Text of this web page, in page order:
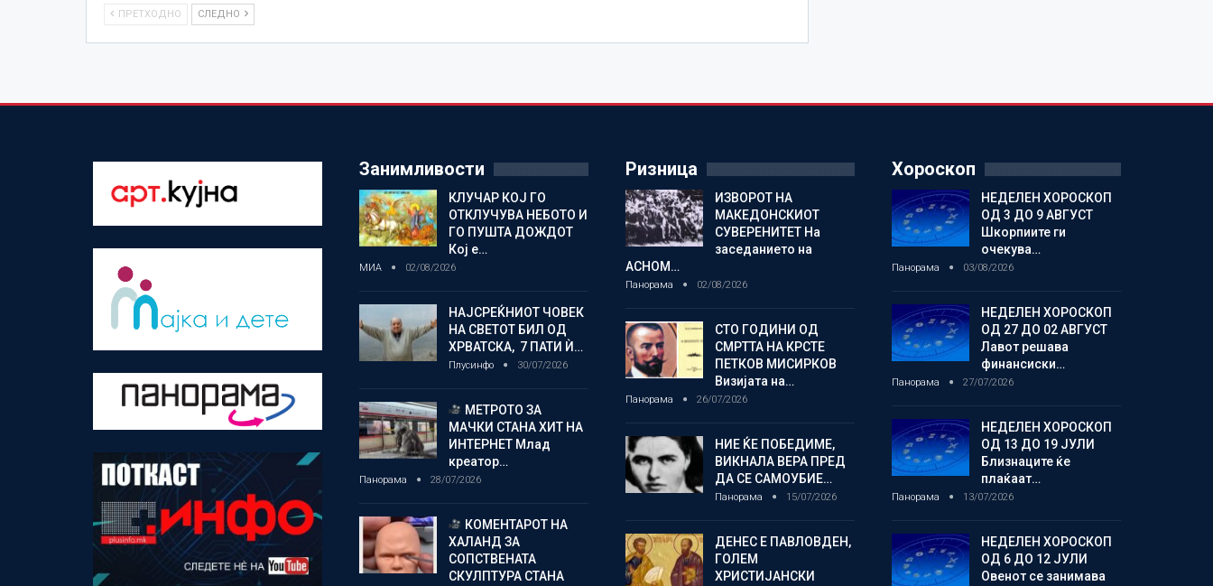
ПРЕТХОДНО СЛЕДНО
Занимливости
КЛУЧАР КОЈ ГО
ОТКЛУЧУВА НЕБОТО И
ГО ПУШТА ДОЖДОТ
Кој е…
МИА 02/08/2026
НАЈСРЕЌНИОТ ЧОВЕК
НА СВЕТОТ БИЛ ОД
ХРВАТСКА, 7 ПАТИ Ѝ…
Плусинфо 30/07/2026
МЕТРОТО ЗА
МАЧКИ СТАНА ХИТ НА
ИНТЕРНЕТ Млад
креатор…
Панорама 28/07/2026
КОМЕНТАРОТ НА
ХАЛАНД ЗА
СОПСТВЕНАТА
СКУЛПТУРА СТАНА
Ризница
ИЗВОРОТ НА
МАКЕДОНСКИОТ
СУВЕРЕНИТЕТ На
заседанието на
АСНОМ…
Панорама 02/08/2026
СТО ГОДИНИ ОД
СМРТТА НА КРСТЕ
ПЕТКОВ МИСИРКОВ
Визијата на…
Панорама 26/07/2026
НИЕ ЌЕ ПОБЕДИМЕ,
ВИКНАЛА ВЕРА ПРЕД
ДА СЕ САМОУБИЕ…
Панорама 15/07/2026
ДЕНЕС Е ПАВЛОВДЕН,
ГОЛЕМ
ХРИСТИЈАНСКИ
Хороскоп
НЕДЕЛЕН ХОРОСКОП
ОД 3 ДО 9 АВГУСТ
Шкорпиите ги
очекува…
Панорама 03/08/2026
НЕДЕЛЕН ХОРОСКОП
ОД 27 ДО 02 АВГУСТ
Лавот решава
финансиски…
Панорама 27/07/2026
НЕДЕЛЕН ХОРОСКОП
ОД 13 ДО 19 ЈУЛИ
Близнаците ќе
плаќаат…
Панорама 13/07/2026
НЕДЕЛЕН ХОРОСКОП
ОД 6 ДО 12 ЈУЛИ
Овенот се занимава